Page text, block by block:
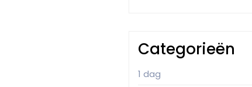
Categorieën
1 dag